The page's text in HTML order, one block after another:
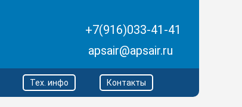
+7(916)033-41-41
apsair@apsair.ru
Тех. инфо Контакты